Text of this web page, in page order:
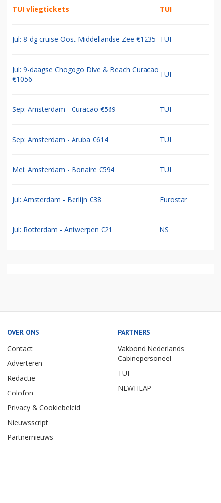
TUI vliegtickets TUI
Jul: 8-dg cruise Oost Middellandse Zee €1235 TUI
Jul: 9-daagse Chogogo Dive & Beach Curacao
€1056
TUI
Sep: Amsterdam - Curacao €569 TUI
Sep: Amsterdam - Aruba €614 TUI
Mei: Amsterdam - Bonaire €594 TUI
Jul: Amsterdam - Berlijn €38 Eurostar
Jul: Rotterdam - Antwerpen €21 NS
OVER ONS
Contact
Adverteren
Redactie
Colofon
Privacy & Cookiebeleid
Nieuwsscript
Partnernieuws
PARTNERS
Vakbond Nederlands
Cabinepersoneel
TUI
NEWHEAP